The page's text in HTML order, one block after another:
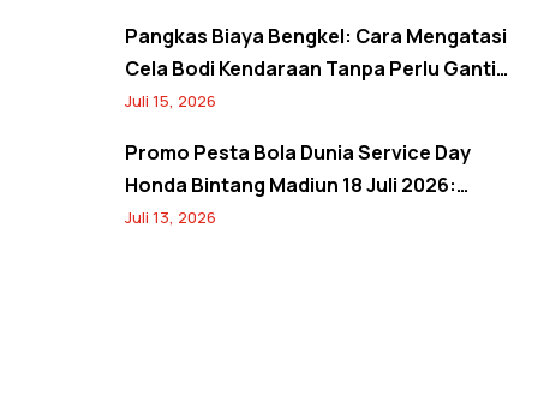
Pangkas Biaya Bengkel: Cara Mengatasi
Cela Bodi Kendaraan Tanpa Perlu Ganti
Panel
Juli 15, 2026
Promo Pesta Bola Dunia Service Day
Honda Bintang Madiun 18 Juli 2026:
Banjir Diskon Servis 20%, Oli 10%, Free
Juli 13, 2026